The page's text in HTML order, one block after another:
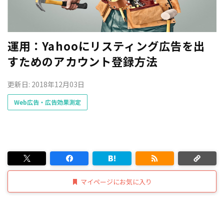
運用：Yahooにリスティング広告を出
すためのアカウント登録方法
更新日: 2018年12月03日
Web広告・広告効果測定
マイページにお気に入り